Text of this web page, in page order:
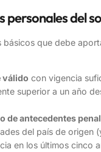
personales del
básicos que debe
válido con vigencia
superior a un año
de antecedentes
del país de origen
en los últimos cinco